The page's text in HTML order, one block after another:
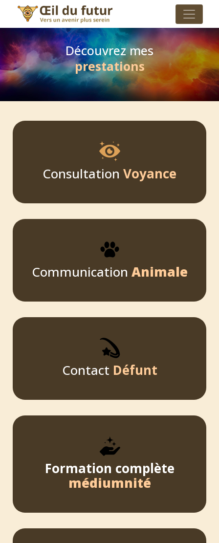
Découvrez mes
prestations
Consultation Voyance
Communication Animale
Contact Défunt
Formation complète
médiumnité